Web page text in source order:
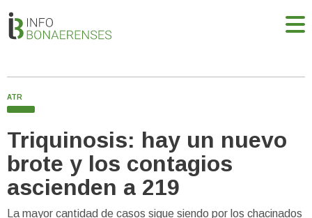
ATR
Triquinosis: hay un nuevo
brote y los contagios
ascienden a 219
La mayor cantidad de casos sigue siendo por los chacinados